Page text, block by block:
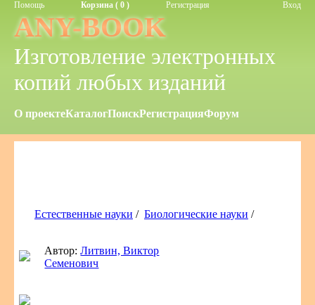
Помощь Корзина ( 0 ) Регистрация Вход
ANY-BOOK
Изготовление электронных
копий любых изданий
О проектеКаталогПоискРегистрацияФорум
Естественные науки / Биологические науки /
Автор:Литвин, Виктор
Семенович